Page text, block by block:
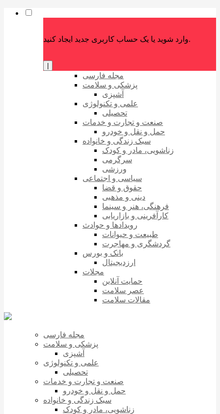
وارد شوید یا یک حساب کاربری جدید ایجاد کنید.
مجله فارسی
پزشکی و سلامت
آشپزی
علمی و تکنولوژی
تحصیلی
صنعت و تجارت و خدمات
حمل و نقل و خودرو
سبک زندگی و خانواده
زناشویی، مادر و کودک
سرگرمی
ورزشی
سیاسی و اجتماعی
حقوق و قضا
دینی و مذهبی
فرهنگی، هنر و سینما
کارآفرینی و بازاریابی
رویدادها و حوادث
طبیعت و حیوانات
گردشگری و مهاجرت
بانک و بورس
ارزدیجیتال
مجلات
حمایت آنلاین
عصر سلامت
مقالات سلامت
مجله فارسی
پزشکی و سلامت
آشپزی
علمی و تکنولوژی
تحصیلی
صنعت و تجارت و خدمات
حمل و نقل و خودرو
سبک زندگی و خانواده
زناشویی، مادر و کودک